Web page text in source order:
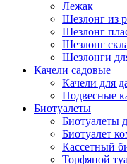
Лежак
Шезлонг из
Шезлонг
Шезлонг
Шезлонги
Качели садовые
Качели для
Подвесные
Биотуалеты
Биотуалеты
Биотуалет
Кассетный
Торфяной